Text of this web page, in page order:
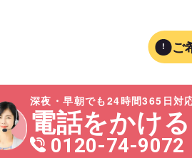
ご
深夜・早朝でも24時間365日対
電話をかける
0120-74-9072